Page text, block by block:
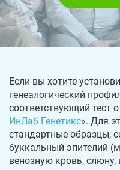
Если вы хотите
генеалогический
соответствующий тест
ИнЛаб Генетикс». Для
стандартные образцы,
буккальный эпителий
венозную кровь, слюну,